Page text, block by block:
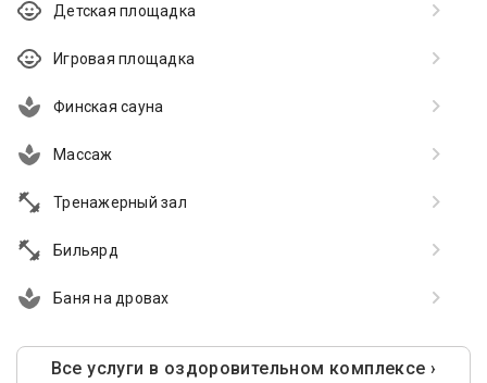
Детская площадка
Игровая площадка
Финская сауна
Массаж
Тренажерный зал
Бильярд
Баня на дровах
Все услуги в оздоровительном комплексе ›